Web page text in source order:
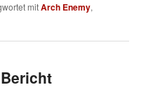
mitArch Enemy,